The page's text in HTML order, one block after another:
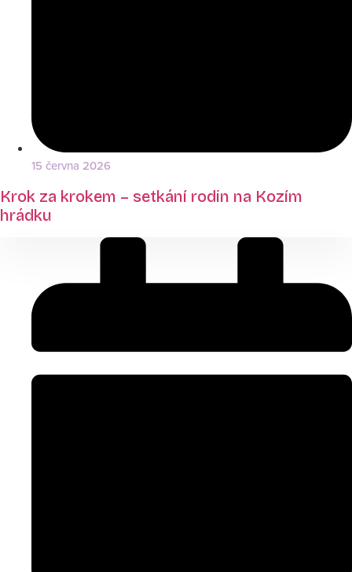
15 června 2026
Krok za krokem – setkání rodin na Kozím
hrádku